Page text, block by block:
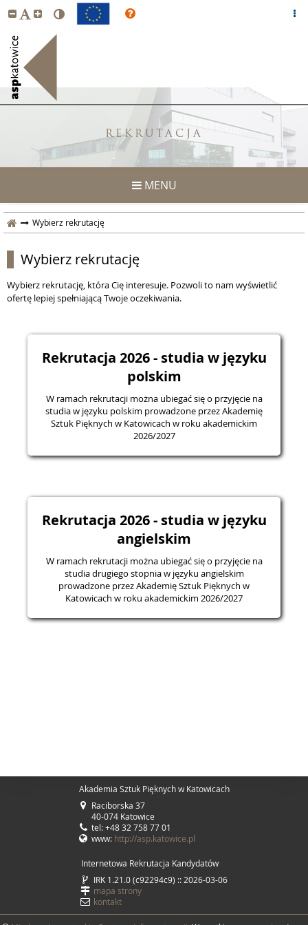
REKRUTACJA
MENU
Wybierz rekrutację
Wybierz rekrutację
Wybierz rekrutację, która Cię interesuje. Pozwoli to nam wyświetlić
ofertę lepiej spełniającą Twoje oczekiwania.
Rekrutacja 2026 - studia w języku
polskim
W ramach rekrutacji można ubiegać się o przyjęcie na
studia w języku polskim prowadzone przez Akademię
Sztuk Pięknych w Katowicach w roku akademickim
2026/2027
Rekrutacja 2026 - studia w języku
angielskim
W ramach rekrutacji można ubiegać się o przyjęcie na
studia drugiego stopnia w języku angielskim
prowadzone przez Akademię Sztuk Pięknych w
Katowicach w roku akademickim 2026/2027
Akademia Sztuk Pięknych w Katowicach
Raciborska 37
40-074 Katowice
tel: +48 32 758 77 01
www: http://asp.katowice.pl
Internetowa Rekrutacja Kandydatów
IRK 1.21.0 (c92294c9) :: 2026-03-06
mapa strony
kontakt